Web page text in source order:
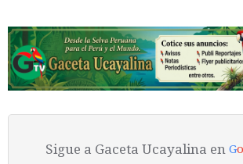
Sigue a Gaceta Ucayalina en Go